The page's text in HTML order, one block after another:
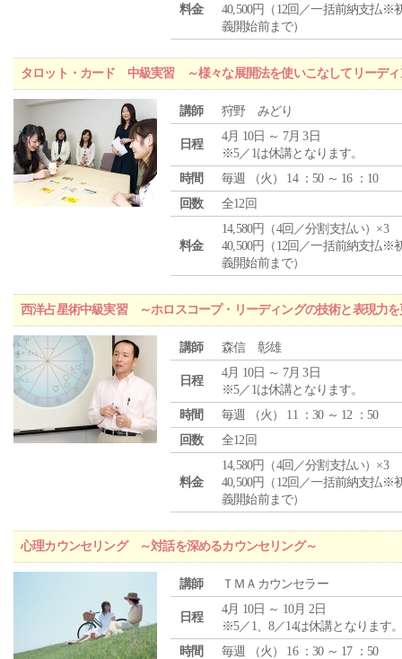
料金
40,500円（12回／一括前納支払※
義開始前まで）
タロット・カード 中級実習 ～様々な展開法を使いこなしてリーディ
講師 狩野 みどり
日程
4月 10日 ～ 7月 3日
※5／1は休講となります。
時間
毎週 （火 ） 14 ：50 ～ 16 ：10
回数
全12回
料金
14,580円（4回／分割支払い）×3
40,500円（12回／一括前納支払※
義開始前まで）
西洋占星術中級実習 ～ホロスコープ・リーディングの技術と表現力
講師 森信 彰雄
日程
4月 10日 ～ 7月 3日
※5／1は休講となります。
時間
毎週 （火 ） 11 ：30 ～ 12 ：50
回数
全12回
料金
14,580円（4回／分割支払い）×3
40,500円（12回／一括前納支払※
義開始前まで）
心理カウンセリング ～対話を深めるカウンセリング～
講師 ＴＭＡカウンセラー
日程
4月 10日 ～ 10月 2日
※5／1、8／14は休講となります
時間
毎週 （火 ） 16 ：30 ～ 17 ：50